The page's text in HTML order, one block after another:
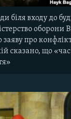
біля входу до
оборони
про
сказано, що